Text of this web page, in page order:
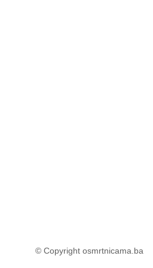
© Copyright osmrtnicama.ba